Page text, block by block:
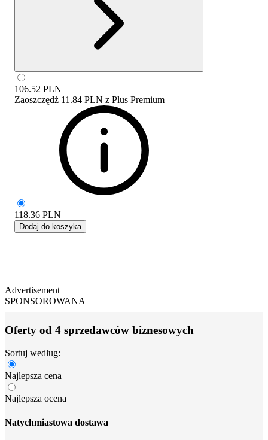
106.52 PLN
Zaoszczędź 11.84 PLN z Plus Premium
118.36 PLN
Dodaj do koszyka
Advertisement
SPONSOROWANA
Oferty od 4 sprzedawców biznesowych
Sortuj według:
Najlepsza cena
Najlepsza ocena
Natychmiastowa dostawa